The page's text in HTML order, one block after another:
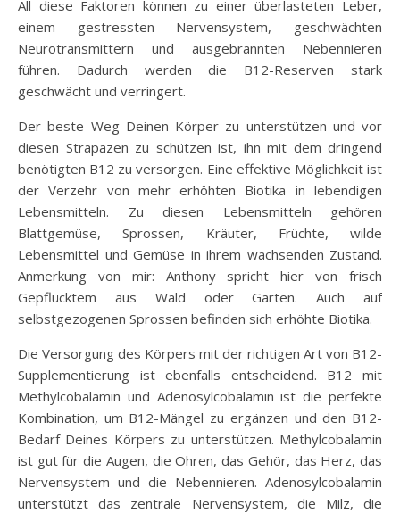
All diese Faktoren können zu einer überlasteten Leber,
einem gestressten Nervensystem, geschwächten
Neurotransmittern und ausgebrannten Nebennieren
führen. Dadurch werden die B12-Reserven stark
geschwächt und verringert.
Der beste Weg Deinen Körper zu unterstützen und vor
diesen Strapazen zu schützen ist, ihn mit dem dringend
benötigten B12 zu versorgen. Eine effektive Möglichkeit ist
der Verzehr von mehr erhöhten Biotika in lebendigen
Lebensmitteln. Zu diesen Lebensmitteln gehören
Blattgemüse, Sprossen, Kräuter, Früchte, wilde
Lebensmittel und Gemüse in ihrem wachsenden Zustand.
Anmerkung von mir: Anthony spricht hier von frisch
Gepflücktem aus Wald oder Garten. Auch auf
selbstgezogenen Sprossen befinden sich erhöhte Biotika.
Die Versorgung des Körpers mit der richtigen Art von B12-
Supplementierung ist ebenfalls entscheidend. B12 mit
Methylcobalamin und Adenosylcobalamin ist die perfekte
Kombination, um B12-Mängel zu ergänzen und den B12-
Bedarf Deines Körpers zu unterstützen. Methylcobalamin
ist gut für die Augen, die Ohren, das Gehör, das Herz, das
Nervensystem und die Nebennieren. Adenosylcobalamin
unterstützt das zentrale Nervensystem, die Milz, die